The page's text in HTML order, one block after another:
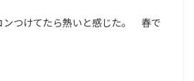
ンつけてたら熱いと感じた。 春で